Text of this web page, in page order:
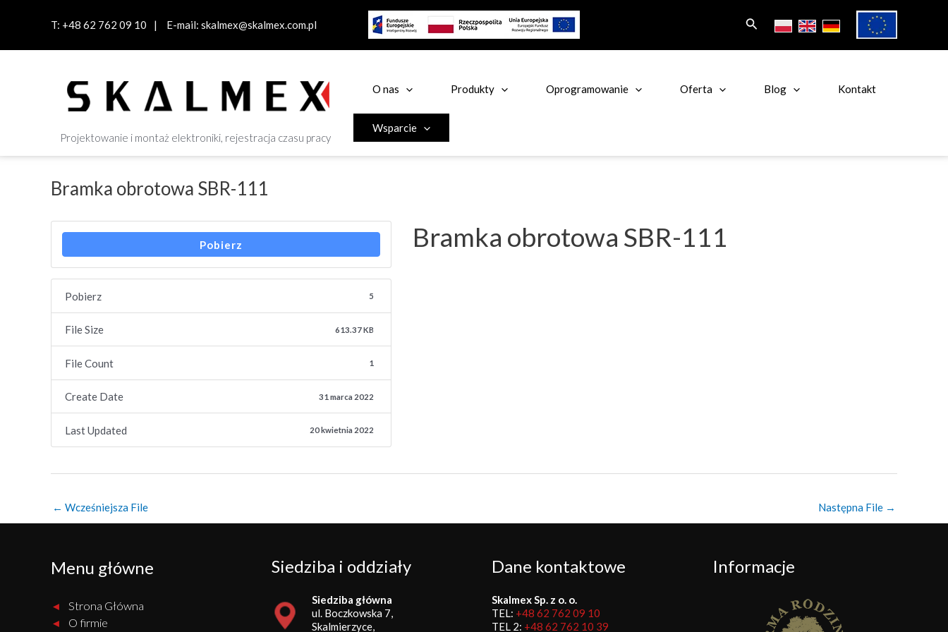
T: +48 62 762 09 10 E-mail: skalmex@skalmex.com.pl Search
Projektowanie i montaż elektroniki, rejestracja czasu pracy
O nas Produkty Oprogramowanie Oferta Blog Kontakt
Wsparcie
Bramka obrotowa SBR-111
Pobierz
Pobierz 5
File Size 613.37 KB
File Count 1
Create Date 31 marca 2022
Last Updated 20 kwietnia 2022
Bramka obrotowa SBR-111
Post
navigation
← Wcześniejsza File Następna File →
Menu główne
Strona Główna
O firmie
Siedziba i oddziały
Siedziba główna
ul. Boczkowska 7,
Skalmierzyce,
Dane kontaktowe
Skalmex Sp. z o. o.
TEL: +48 62 762 09 10
TEL 2: +48 62 762 10 39
Informacje